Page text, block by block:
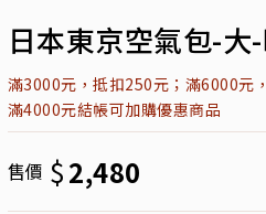
日本東京空氣包-
滿3000元，抵扣250元；滿6000元
滿4000元結帳可加購優惠商品
售價 $2,480